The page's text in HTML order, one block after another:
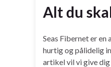
Alt du
Seas Fibernet er
hurtig og pålidelig
artikel vil vi give dig